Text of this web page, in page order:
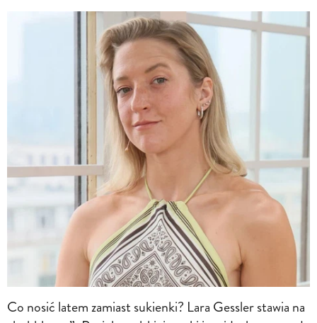
Co nosić latem zamiast sukienki? Lara Gessler stawia na